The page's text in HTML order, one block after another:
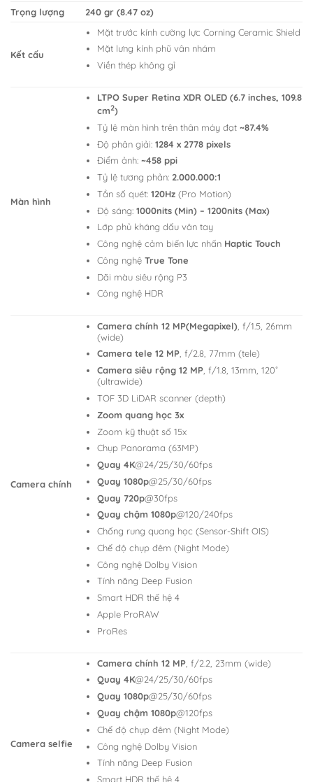
Trọng lượng
240 gr (8.47 oz)
Kết cấu
Mặt trước kính cường lực Corning Ceramic Shield
Mặt lưng kính phũ vân nhám
Viền thép không gỉ
Màn hình
LTPO Super Retina XDR OLED (6.7 inches, 109.8
cm2)
Tỷ lệ màn hình trên thân máy đạt~87.4%
Độ phân giải:1284 x 2778 pixels
Điểm ảnh:~458 ppi
Tỷ lệ tương phản:2.000.000:1
Tần số quét:120Hz (Pro Motion)
Độ sáng:1000nits (Min) – 1200nits (Max)
Lớp phủ kháng dấu vân tay
Công nghệ cảm biến lực nhấn Haptic Touch
Công nghệTrue Tone
Dãi màu siêu rộng P3
Công nghệ HDR
Camera chính
Camera chính 12 MP(Megapixel) , f/1.5, 26mm
(wide)
Camera tele 12 MP, f/2.8, 77mm (tele)
Camera siêu rộng 12 MP, f/1.8, 13mm, 120˚
(ultrawide)
TOF 3D LiDAR scanner (depth)
Zoom quang học 3x
Zoom kỹ thuật số 15x
Chụp Panorama (63MP)
Quay 4K@24/25/30/60fps
Quay 1080p@25/30/60fps
Quay 720p@30fps
Quay chậm 1080p@120/240fps
Chống rung quang học (Sensor-Shift OIS)
Chế độ chụp đêm (Night Mode)
Công nghệ Dolby Vision
Tính năng Deep Fusion
Smart HDR thế hệ 4
Apple ProRAW
ProRes
Camera selfie
Camera chính 12 MP , f/2.2, 23mm (wide)
Quay 4K@24/25/30/60fps
Quay 1080p@25/30/60fps
Quay chậm 1080p@120fps
Chế độ chụp đêm (Night Mode)
Công nghệ Dolby Vision
Tính năng Deep Fusion
Smart HDR thế hệ 4